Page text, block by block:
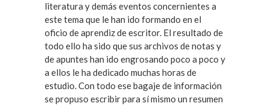
literatura y demás eventos concernientes a
este tema que le han ido formando en el
oficio de aprendiz de escritor. El resultado de
todo ello ha sido que sus archivos de notas y
de apuntes han ido engrosando poco a poco y
a ellos le ha dedicado muchas horas de
estudio. Con todo ese bagaje de información
se propuso escribir para sí mismo un resumen